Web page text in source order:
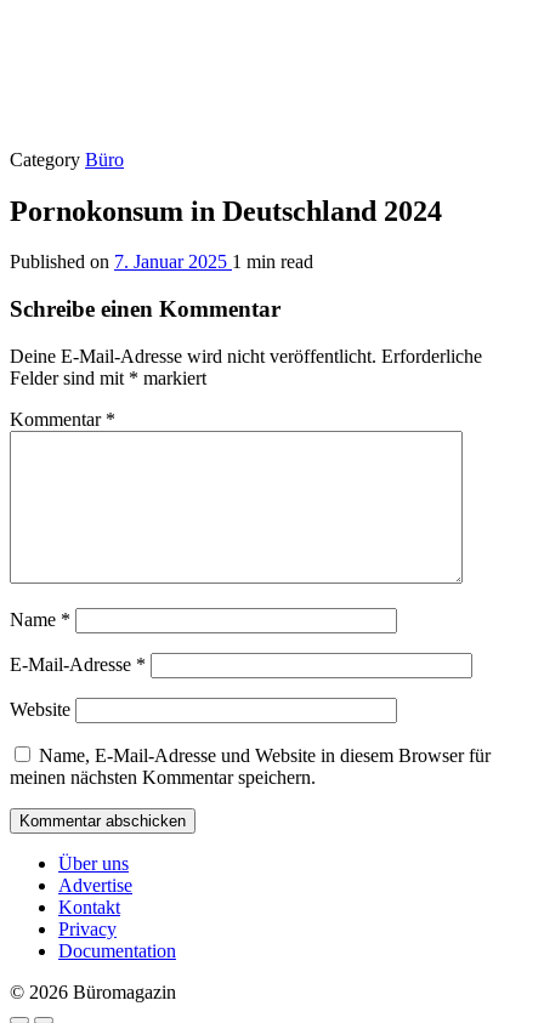
Category Büro
Pornokonsum in Deutschland 2024
Published on 7. Januar 2025 1 min read
Schreibe einen Kommentar
Deine E-Mail-Adresse wird nicht veröffentlicht. Erforderliche
Felder sind mit * markiert
Kommentar *
Name *
E-Mail-Adresse *
Website
Name, E-Mail-Adresse und Website in diesem Browser für
meinen nächsten Kommentar speichern.
Über uns
Advertise
Kontakt
Privacy
Documentation
© 2026 Büromagazin